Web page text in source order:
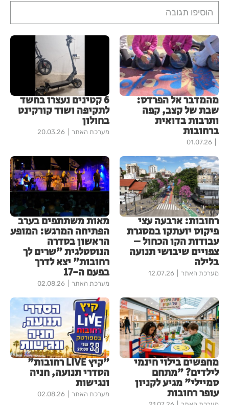
הוסיפו תגובה
מהמדבר אל הפרדס:
שבת של קצב, קפה
ותרבות בדואית
ברחובות
01.07.26
6 קטינים נעצרו בחשד
לתקיפה ושוד קורקינט
בחולון
מערכת האתר 20.03.26
רחובות: ארבעה עצי
פיקוס יועתקו במסגרת
עבודות הקו הכחול –
צפויים שיבושי תנועה
בלילה
מערכת האתר 12.07.26
מאות משתתפים בערב
הפתיחה המרגש: המופע
הראשון בסדרה
הנוסטלגית "שרים לך
רחובות" יצא לדרך
בפעם ה-17
מערכת האתר 02.08.26
מחפשים בילוי חינמי
לילדים? "מתחם
סמיילי" מגיע לקניון
עופר רחובות
"קיץ LIVE רחובות"
הסדרי תנועה, חניה
ונגישות
מערכת האתר 02.08.26